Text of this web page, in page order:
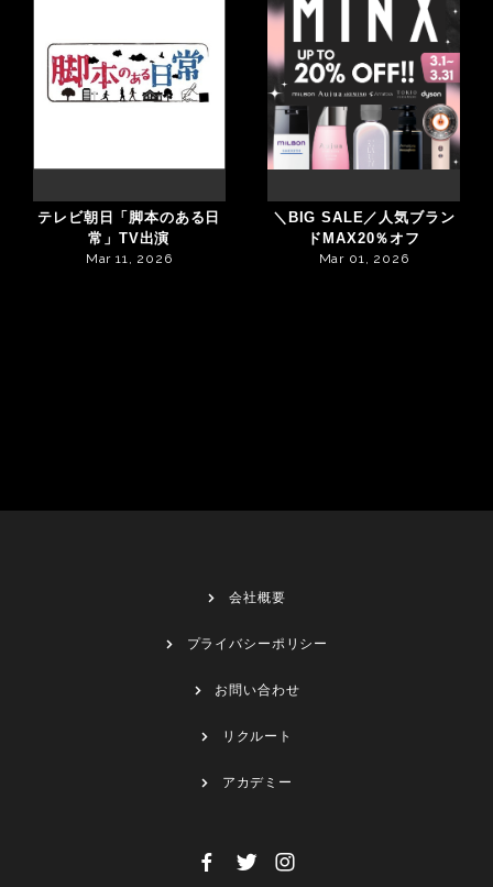
テレビ朝日「脚本のある日
常」TV出演
Mar 11, 2026
＼BIG SALE／人気ブラン
ドMAX20％オフ
Mar 01, 2026
会社概要
プライバシーポリシー
お問い合わせ
リクルート
アカデミー